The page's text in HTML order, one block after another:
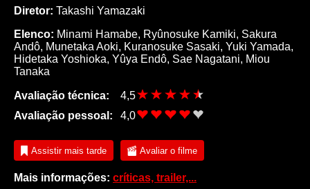
Diretor: Takashi Yamazaki
Elenco: Minami Hamabe, Ryûnosuke Kamiki, Sakura
Andô, Munetaka Aoki, Kuranosuke Sasaki, Yuki Yamada,
Hidetaka Yoshioka, Yûya Endô, Sae Nagatani, Miou
Tanaka
Avaliação técnica:
4,5
Avaliação pessoal:
4,0
Assistir mais tarde Avaliar o filme
Mais informações: críticas, trailer,...